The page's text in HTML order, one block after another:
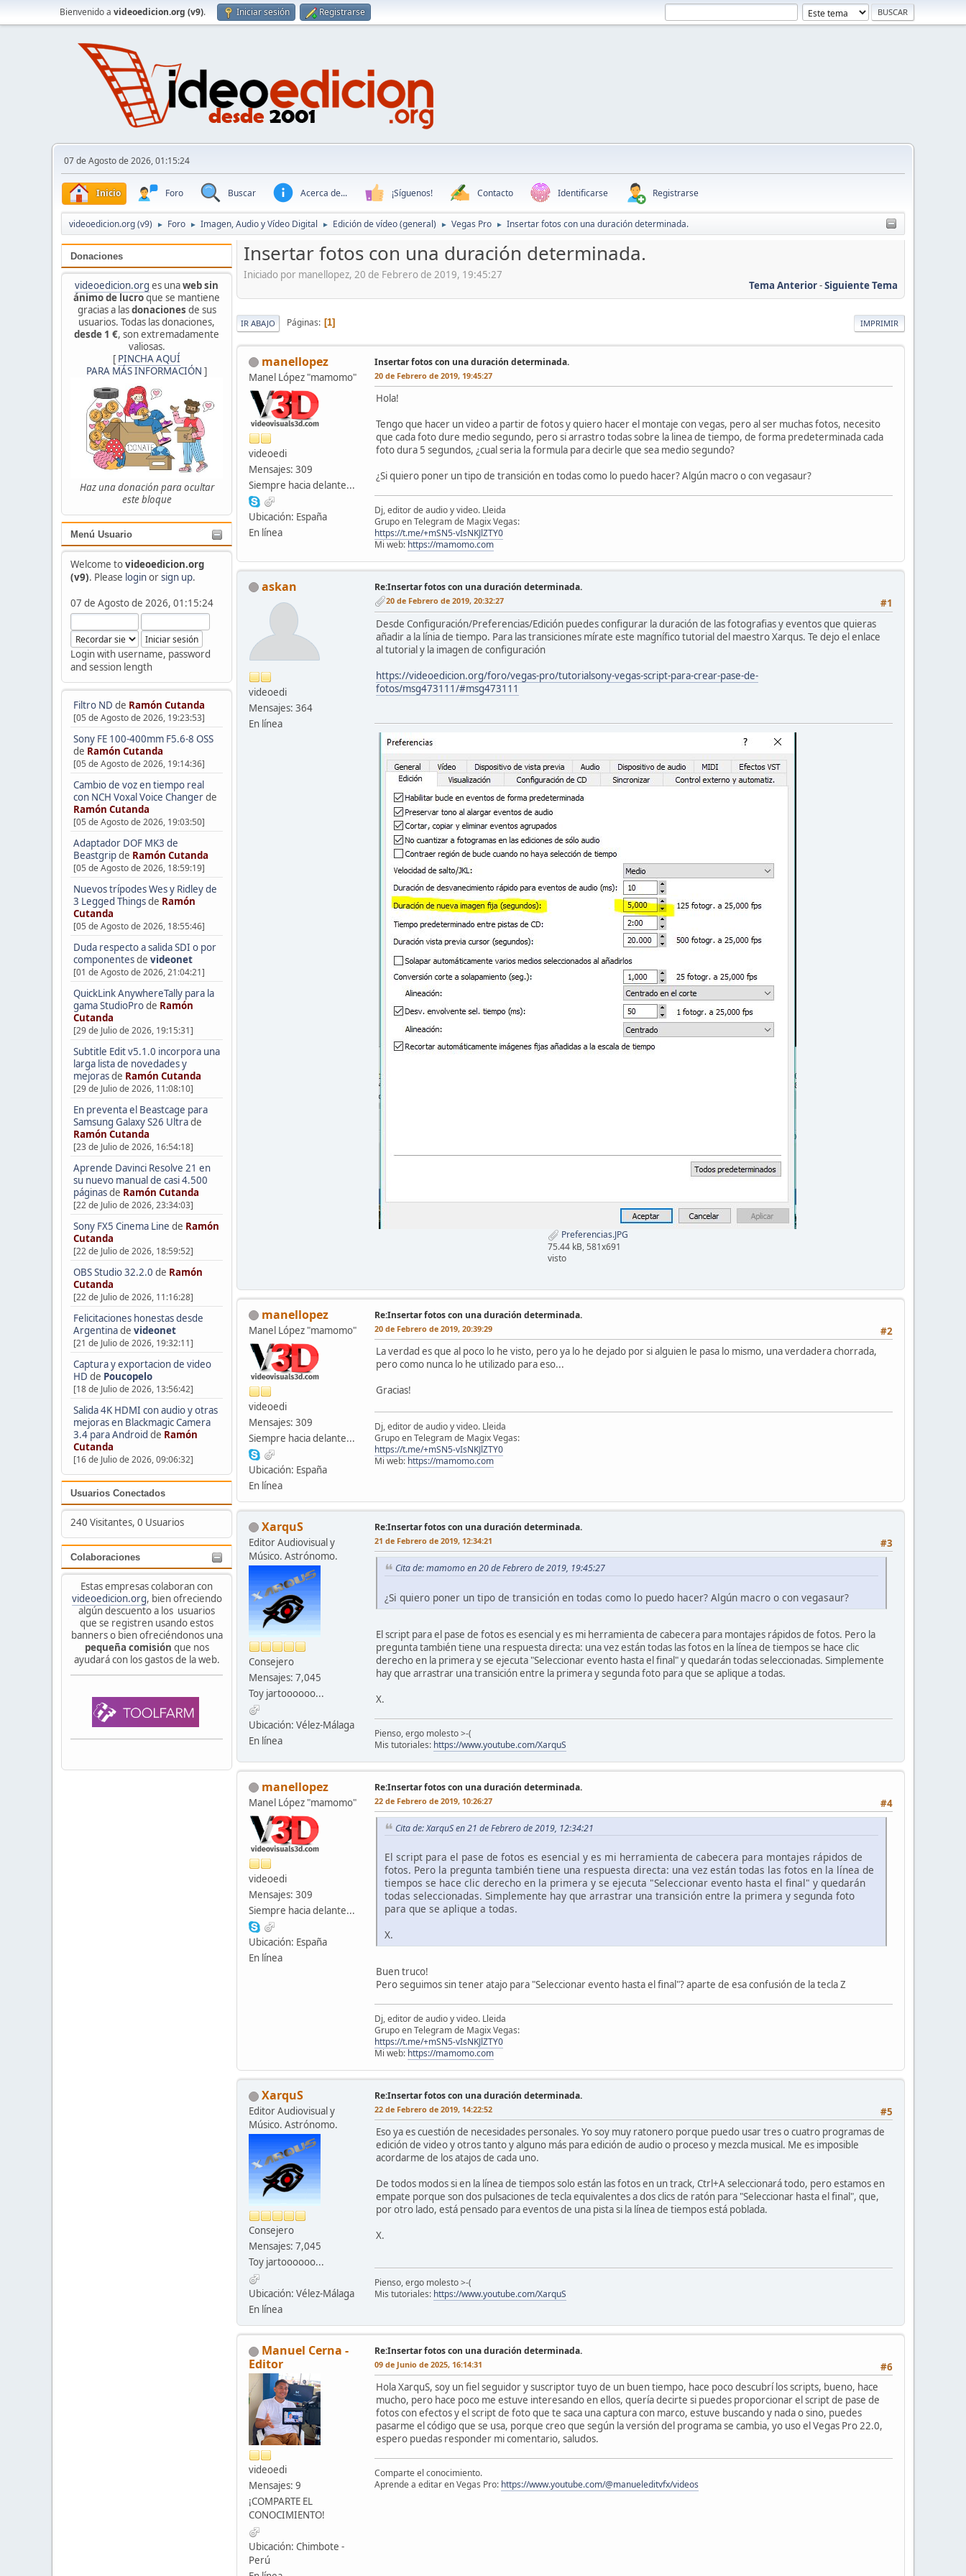
Bienvenido a videoedicion.org (v9). Iniciar sesión Registrarse
07 de Agosto de 2026, 01:15:24
Inicio Foro Buscar Acerca de... ¡Síguenos! Contacto Identificarse Registrarse
videoedicion.org (v9) ► Foro ► Imagen, Audio y Vídeo Digital ► Edición de vídeo (general) ► Vegas Pro ► Insertar fotos con una duración determinada.
Donaciones
videoedicion.org es unaweb sin
ánimo de lucroque se mantiene
gracias a lasdonaciones de sus
usuarios. Todas las donaciones,
desde 1 €, son extremadamente
valiosas.
[ PINCHA AQUÍ
PARA MÁS INFORMACIÓN ]
Haz una donación para ocultar
este bloque
Menú Usuario
Welcome tovideoedicion.org
(v9). Please loginorsign up.
07 de Agosto de 2026, 01:15:24
Login with username, password
and session length
Filtro ND de Ramón Cutanda
[05 de Agosto de 2026, 19:23:53]
Sony FE 100-400mm F5.6-8 OSS
de Ramón Cutanda
[05 de Agosto de 2026, 19:14:36]
Cambio de voz en tiempo real
con NCH Voxal Voice Changerde
Ramón Cutanda
[05 de Agosto de 2026, 19:03:50]
Adaptador DOF MK3 de
Beastgripde Ramón Cutanda
[05 de Agosto de 2026, 18:59:19]
Nuevos trípodes Wes y Ridley de
3 Legged Thingsde Ramón
Cutanda
[05 de Agosto de 2026, 18:55:46]
Duda respecto a salida SDI o por
componentesde videonet
[01 de Agosto de 2026, 21:04:21]
QuickLink AnywhereTally para la
gama StudioProde Ramón
Cutanda
[29 de Julio de 2026, 19:15:31]
Subtitle Edit v5.1.0 incorpora una
larga lista de novedades y
mejorasde Ramón Cutanda
[29 de Julio de 2026, 11:08:10]
En preventa el Beastcage para
Samsung Galaxy S26 Ultrade
Ramón Cutanda
[23 de Julio de 2026, 16:54:18]
Aprende Davinci Resolve 21 en
su nuevo manual de casi 4.500
páginasde Ramón Cutanda
[22 de Julio de 2026, 23:34:03]
Sony FX5 Cinema Line de Ramón
Cutanda
[22 de Julio de 2026, 18:59:52]
OBS Studio 32.2.0 de Ramón
Cutanda
[22 de Julio de 2026, 11:16:28]
Felicitaciones honestas desde
Argentinade videonet
[21 de Julio de 2026, 19:32:11]
Captura y exportacion de video
HD de Poucopelo
[18 de Julio de 2026, 13:56:42]
Salida 4K HDMI con audio y otras
mejoras en Blackmagic Camera
3.4 para Android de Ramón
Cutanda
[16 de Julio de 2026, 09:06:32]
Usuarios Conectados
240 Visitantes, 0 Usuarios
Colaboraciones
Estas empresas colaboran con
videoedicion.org, bien ofreciendo
algún descuento a los usuarios
que se registren usando estos
banners o bien ofreciéndonos una
pequeña comisión que nos
ayudará con los gastos de la web.
Insertar fotos con una duración determinada.
Iniciado por manellopez, 20 de Febrero de 2019, 19:45:27
Tema Anterior-Siguiente Tema
IMPRIMIR
IR ABAJO Páginas 1
manellopez
Manel López "mamomo"
videoedi
Mensajes: 309
Siempre hacia delante...
Ubicación: España
En línea
Insertar fotos con una duración determinada.
20 de Febrero de 2019, 19:45:27
Hola!
Tengo que hacer un video a partir de fotos y quiero hacer el montaje con vegas, pero al ser muchas fotos, necesito
que cada foto dure medio segundo, pero si arrastro todas sobre la linea de tiempo, de forma predeterminada cada
foto dura 5 segundos, ¿cual seria la formula para decirle que sea medio segundo?
¿Si quiero poner un tipo de transición en todas como lo puedo hacer? Algún macro o con vegasaur?
Dj, editor de audio y video. Lleida
Grupo en Telegram de Magix Vegas:
https://t.me/+mSN5-vIsNKJlZTY0
Mi web: https://mamomo.com
askan
videoedi
Mensajes: 364
En línea
Re:Insertar fotos con una duración determinada.
#1
20 de Febrero de 2019, 20:32:27
Desde Configuración/Preferencias/Edición puedes configurar la duración de las fotografias y eventos que quieras
añadir a la línia de tiempo. Para las transiciones mírate este magnífico tutorial del maestro Xarqus. Te dejo el enlace
al tutorial y la imagen de configuración
https://videoedicion.org/foro/vegas-pro/tutorialsony-vegas-script-para-crear-pase-de-
fotos/msg473111/#msg473111
Preferencias.JPG
75.44 kB, 581x691
visto
manellopez
Manel López "mamomo"
videoedi
Mensajes: 309
Siempre hacia delante...
Ubicación: España
En línea
Re:Insertar fotos con una duración determinada.
#2
20 de Febrero de 2019, 20:39:29
La verdad es que al poco lo he visto, pero ya lo he dejado por si alguien le pasa lo mismo, una verdadera chorrada,
pero como nunca lo he utilizado para eso...
Gracias!
Dj, editor de audio y video. Lleida
Grupo en Telegram de Magix Vegas:
https://t.me/+mSN5-vIsNKJlZTY0
Mi web: https://mamomo.com
XarquS
Editor Audiovisual y
Músico. Astrónomo.
Consejero
Mensajes: 7,045
Toy jartoooooo...
Ubicación: Vélez-Málaga
En línea
Re:Insertar fotos con una duración determinada.
#3
21 de Febrero de 2019, 12:34:21
Cita de: mamomo en 20 de Febrero de 2019, 19:45:27
¿Si quiero poner un tipo de transición en todas como lo puedo hacer? Algún macro o con vegasaur?
El script para el pase de fotos es esencial y es mi herramienta de cabecera para montajes rápidos de fotos. Pero la
pregunta también tiene una respuesta directa: una vez están todas las fotos en la línea de tiempos se hace clic
derecho en la primera y se ejecuta "Seleccionar evento hasta el final" y quedarán todas seleccionadas. Simplemente
hay que arrastrar una transición entre la primera y segunda foto para que se aplique a todas.
X.
Pienso, ergo molesto >-(
Mis tutoriales: https://www.youtube.com/XarquS
manellopez
Manel López "mamomo"
videoedi
Mensajes: 309
Siempre hacia delante...
Ubicación: España
En línea
Re:Insertar fotos con una duración determinada.
#4
22 de Febrero de 2019, 10:26:27
Cita de: XarquS en 21 de Febrero de 2019, 12:34:21
El script para el pase de fotos es esencial y es mi herramienta de cabecera para montajes rápidos de
fotos. Pero la pregunta también tiene una respuesta directa: una vez están todas las fotos en la línea de
tiempos se hace clic derecho en la primera y se ejecuta "Seleccionar evento hasta el final" y quedarán
todas seleccionadas. Simplemente hay que arrastrar una transición entre la primera y segunda foto
para que se aplique a todas.
X.
Buen truco!
Pero seguimos sin tener atajo para "Seleccionar evento hasta el final"? aparte de esa confusión de la tecla Z
Dj, editor de audio y video. Lleida
Grupo en Telegram de Magix Vegas:
https://t.me/+mSN5-vIsNKJlZTY0
Mi web: https://mamomo.com
XarquS
Editor Audiovisual y
Músico. Astrónomo.
Consejero
Mensajes: 7,045
Toy jartoooooo...
Ubicación: Vélez-Málaga
En línea
Re:Insertar fotos con una duración determinada.
#5
22 de Febrero de 2019, 14:22:52
Eso ya es cuestión de necesidades personales. Yo soy muy ratonero porque puedo usar tres o cuatro programas de
edición de video y otros tanto y alguno más para edición de audio o proceso y mezcla musical. Me es imposible
acordarme de los atajos de cada uno.
De todos modos si en la línea de tiempos solo están las fotos en un track, Ctrl+A seleccionará todo, pero estamos en
empate porque son dos pulsaciones de tecla equivalentes a dos clics de ratón para "Seleccionar hasta el final", que,
por otro lado, está pensado para eventos de una pista si la línea de tiempos está poblada.
X.
Pienso, ergo molesto >-(
Mis tutoriales: https://www.youtube.com/XarquS
Manuel Cerna -
Editor
videoedi
Mensajes: 9
¡COMPARTE EL
CONOCIMIENTO!
Ubicación: Chimbote -
Perú
Re:Insertar fotos con una duración determinada.
#6
09 de Junio de 2025, 16:14:31
Hola XarquS, soy un fiel seguidor y suscriptor tuyo de un buen tiempo, hace poco descubrí los scripts, bueno, hace
mucho, pero hace poco me estuve interesando en ellos, quería decirte si puedes proporcionar el script de pase de
fotos con efectos y el script de foto que te saca una captura con marco, estuve buscando y nada o sino, puedes
pasarme el código que se usa, porque creo que según la versión del programa se cambia, yo uso el Vegas Pro 22.0,
espero puedas responder mi comentario, saludos.
Comparte el conocimiento.
Aprende a editar en Vegas Pro: https://www.youtube.com/@manueleditvfx/videos